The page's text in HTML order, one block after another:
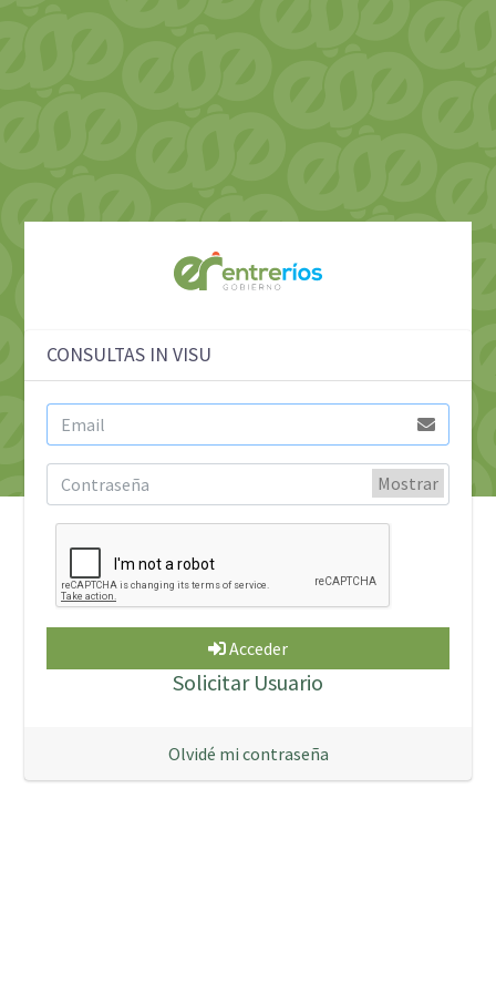
CONSULTAS IN VISU
Mostrar
Acceder
Solicitar Usuario
Olvidé mi contraseña